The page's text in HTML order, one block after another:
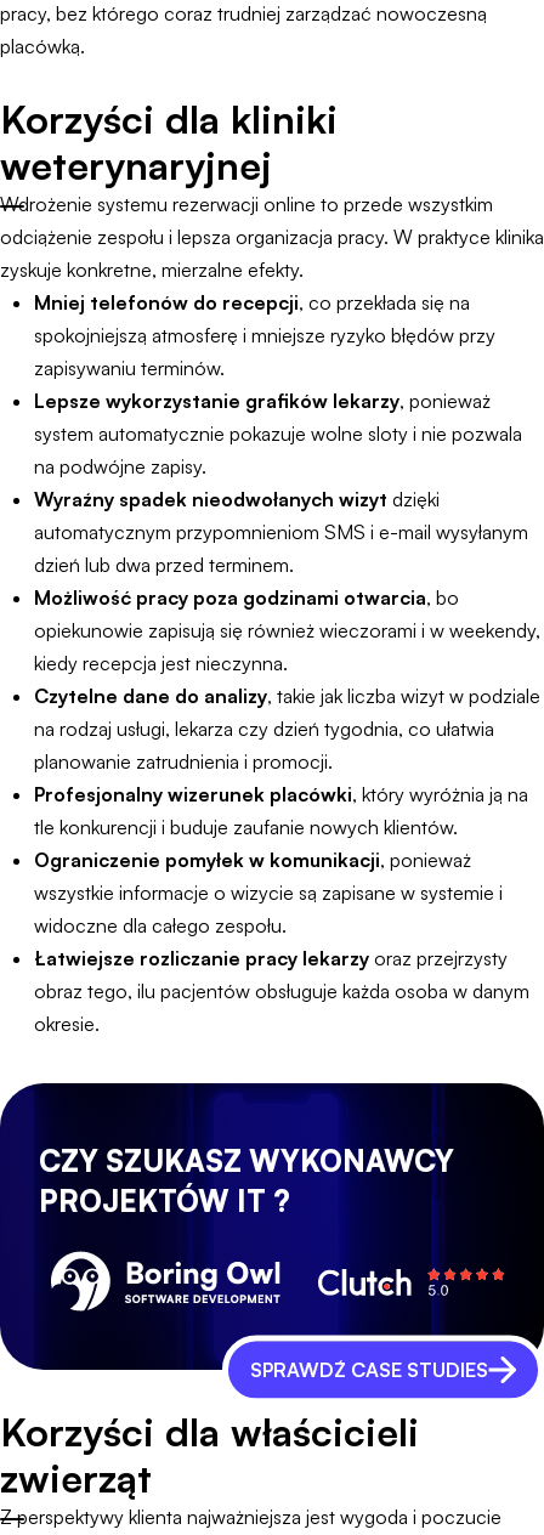
pracy, bez którego coraz trudniej zarządzać nowoczesną
placówką.
Korzyści dla kliniki
weterynaryjnej
Wdrożenie systemu rezerwacji online to przede wszystkim
odciążenie zespołu i lepsza organizacja pracy. W praktyce klinika
zyskuje konkretne, mierzalne efekty.
Mniej telefonów do recepcji, co przekłada się na
spokojniejszą atmosferę i mniejsze ryzyko błędów przy
zapisywaniu terminów.
Lepsze wykorzystanie grafików lekarzy, ponieważ
system automatycznie pokazuje wolne sloty i nie pozwala
na podwójne zapisy.
Wyraźny spadek nieodwołanych wizyt dzięki
automatycznym przypomnieniom SMS i e-mail wysyłanym
dzień lub dwa przed terminem.
Możliwość pracy poza godzinami otwarcia, bo
opiekunowie zapisują się również wieczorami i w weekendy,
kiedy recepcja jest nieczynna.
Czytelne dane do analizy, takie jak liczba wizyt w podziale
na rodzaj usługi, lekarza czy dzień tygodnia, co ułatwia
planowanie zatrudnienia i promocji.
Profesjonalny wizerunek placówki, który wyróżnia ją na
tle konkurencji i buduje zaufanie nowych klientów.
Ograniczenie pomyłek w komunikacji, ponieważ
wszystkie informacje o wizycie są zapisane w systemie i
widoczne dla całego zespołu.
Łatwiejsze rozliczanie pracy lekarzy oraz przejrzysty
obraz tego, ilu pacjentów obsługuje każda osoba w danym
okresie.
CZY SZUKASZ WYKONAWCY
PROJEKTÓW IT ?
SPRAWDŹ CASE STUDIES
Korzyści dla właścicieli
zwierząt
Z perspektywy klienta najważniejsza jest wygoda i poczucie